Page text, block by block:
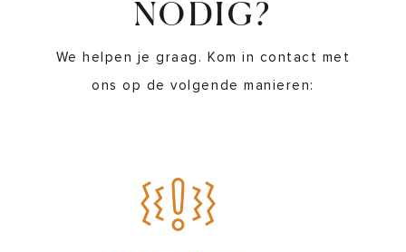
NODIG?
We helpen je graag. Kom in contact met
ons op de volgende manieren: